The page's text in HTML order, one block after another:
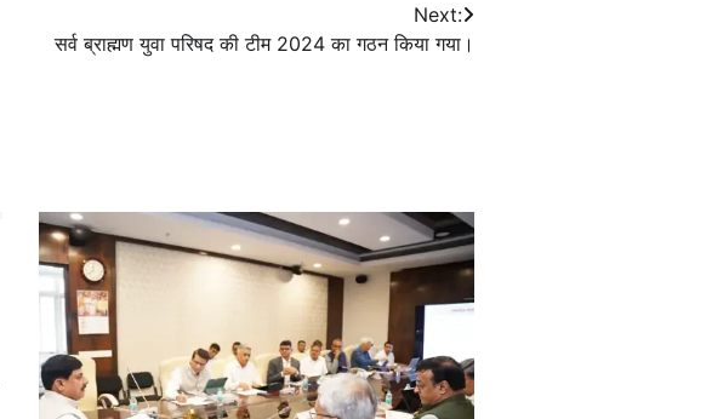
Next:
सर्व ब्राह्मण युवा परिषद की टीम 2024 का गठन किया गया।